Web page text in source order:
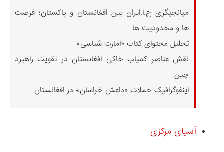
میانجیگری ج.ا.ایران بین افغانستان و پاکستان؛ فرصت
ها و محدودیت ها
تحلیل محتوای کتاب «امارت شناسی»
نقش عناصر کمیاب خاکی افغانستان در تقویت راهبرد
چین
اینفوگرافیک حملات «داعش خراسان» در افغانستان
آسیای مرکزی